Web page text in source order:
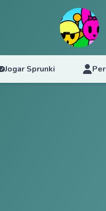
Jogar Sprunki